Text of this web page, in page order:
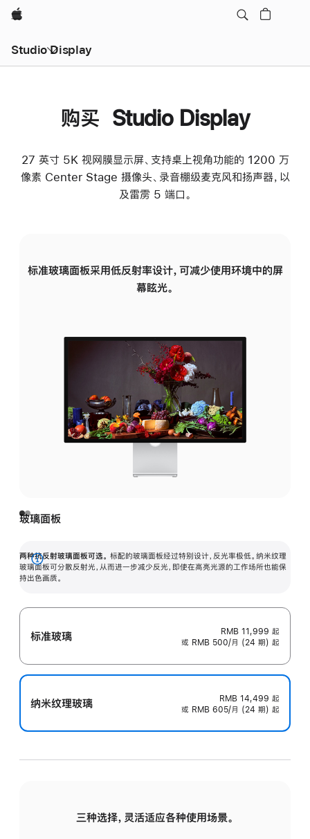
Apple
Studio Display
购买 Studio Display
27 英寸 5K 视网膜显示屏、支持桌上视角功能的 1200 万
像素 Center Stage 摄像头、录音棚级麦克风和扬声器，以
及雷雳 5 端口。
标准玻璃面板采用低反射率设计，可减少使用环境中的屏
幕眩光。
玻璃面板
两种抗反射玻璃面板可选。 标配的玻璃面板经过特别设计，反光率极低。纳米纹理
玻璃面板可分散反射光，从而进一步减少反光，即使在高亮光源的工作场所也能保
持出色画质。
展
开
标准玻璃 RMB 11,999 起
或 RMB 500/月 (24 期) 起
纳米纹理玻璃 RMB 14,499 起
或 RMB 605/月 (24 期) 起
三种选择，灵活适应各种使用场景。